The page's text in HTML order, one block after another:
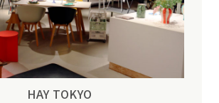
HAY TOKYO